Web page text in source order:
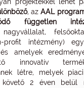
, azAAL
független
nagyvállalat,
profit intézmény)
amelyek
innovatív
létre, melyek
követő 2 éven belül